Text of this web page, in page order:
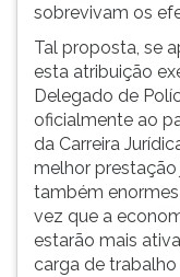
sobrevivam os
Tal proposta, se
esta atribuição
Delegado de
oficialmente ao
da Carreira
melhor
também
vez que a
estarão mais
carga de